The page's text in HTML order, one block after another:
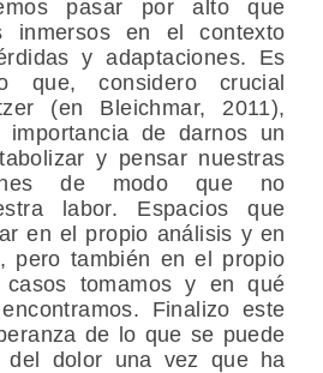
pasar por alto que
inmersos en el contexto
y adaptaciones. Es
considero crucial
(en Bleichmar, 2011),
de darnos un
y pensar nuestras
de modo que no
labor. Espacios que
en el propio análisis y en
pero también en el propio
tomamos y en qué
Finalizo este
de lo que se puede
del dolor una vez que ha